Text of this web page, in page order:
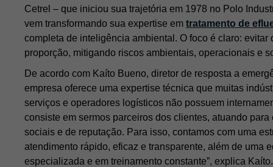
Cetrel – que iniciou sua trajetória em 1978 no Polo
vem transformando sua expertise em tratamento de
completa de inteligência ambiental. O foco é claro: evitar
proporção, mitigando riscos ambientais, operacionais e
De acordo com Kaíto Bueno, diretor de resposta a
empresa oferece uma expertise técnica que muitas
serviços e operadores logísticos não possuem
consiste em sermos parceiros dos clientes, atuando
sociais e de reputação. Para isso, contamos com uma
atendimento rápido, eficaz e transparente, além de uma
especializada e em treinamento constante”, explica Kaíto.